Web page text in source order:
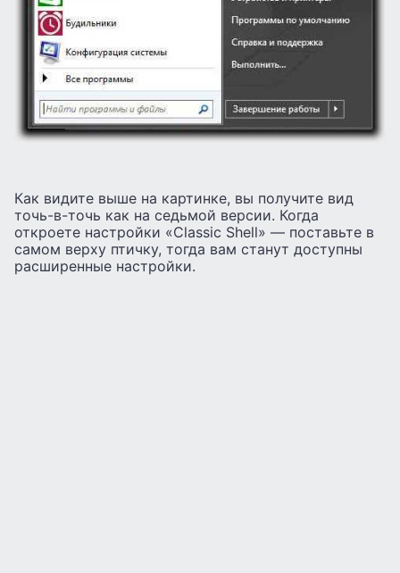
Как видите выше на картинке, вы получите вид
точь-в-точь как на седьмой версии. Когда
откроете настройки «Classic Shell» — поставьте в
самом верху птичку, тогда вам станут доступны
расширенные настройки.